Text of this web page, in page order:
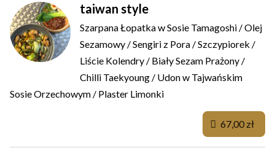
taiwan style
Szarpana Łopatka w Sosie Tamagoshi / Olej
Sezamowy / Sengiri z Pora / Szczypiorek /
Liście Kolendry / Biały Sezam Prażony /
Chilli Taekyoung / Udon w Tajwańskim
Sosie Orzechowym / Plaster Limonki